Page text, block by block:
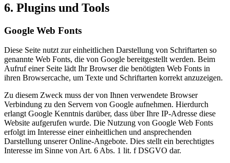
6. Plugins und Tools
Google Web Fonts
Diese Seite nutzt zur einheitlichen Darstellung von Schriftarten so
genannte Web Fonts, die von Google bereitgestellt werden. Beim
Aufruf einer Seite lädt Ihr Browser die benötigten Web Fonts in
ihren Browsercache, um Texte und Schriftarten korrekt anzuzeigen.
Zu diesem Zweck muss der von Ihnen verwendete Browser
Verbindung zu den Servern von Google aufnehmen. Hierdurch
erlangt Google Kenntnis darüber, dass über Ihre IP-Adresse diese
Website aufgerufen wurde. Die Nutzung von Google Web Fonts
erfolgt im Interesse einer einheitlichen und ansprechenden
Darstellung unserer Online-Angebote. Dies stellt ein berechtigtes
Interesse im Sinne von Art. 6 Abs. 1 lit. f DSGVO dar.